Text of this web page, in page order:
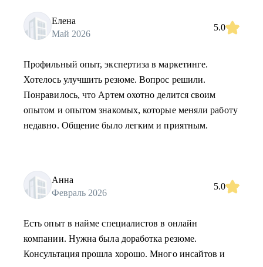
Елена
Май 2026
5.0
Профильный опыт, экспертиза в маркетинге.
Хотелось улучшить резюме. Вопрос решили.
Понравилось, что Артем охотно делится своим
опытом и опытом знакомых, которые меняли работу
недавно. Общение было легким и приятным.
Анна
Февраль 2026
5.0
Есть опыт в найме специалистов в онлайн
компании. Нужна была доработка резюме.
Консультация прошла хорошо. Много инсайтов и